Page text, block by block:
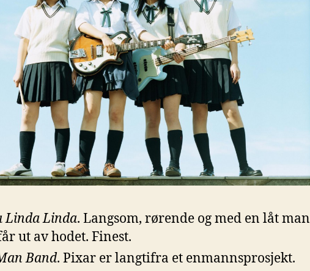
Linda Linda. Langsom, rørende og med en låt man
ut av hodet. Finest.
Band. Pixar er langtifra et enmannsprosjekt.